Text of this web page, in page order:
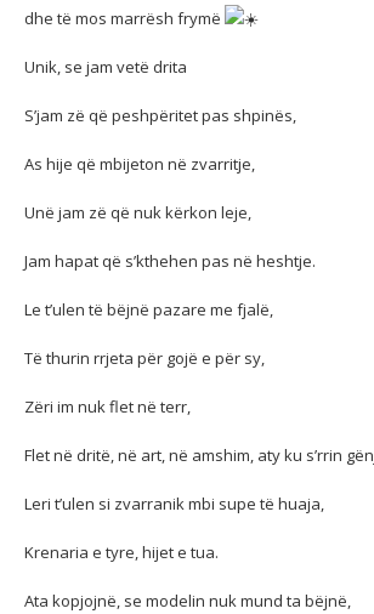
dhe të mos marrësh frymë
Unik, se jam vetë drita
S’jam zë që peshpëritet pas shpinës,
As hije që mbijeton në zvarritje,
Unë jam zë që nuk kërkon leje,
Jam hapat që s’kthehen pas në heshtje.
Le t’ulen të bëjnë pazare me fjalë,
Të thurin rrjeta për gojë e për sy,
Zëri im nuk flet në terr,
Flet në dritë, në art, në amshim, aty ku s’rrin
Leri t’ulen si zvarranik mbi supe të huaja,
Krenaria e tyre, hijet e tua.
Ata kopjojnë, se modelin nuk mund ta bëjnë,